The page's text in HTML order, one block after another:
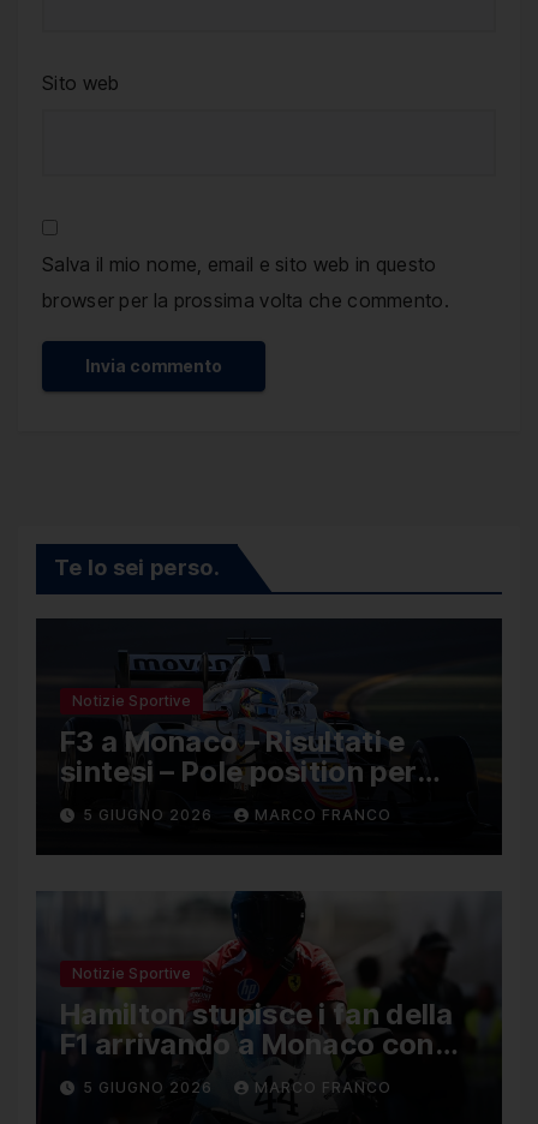
Sito web
Salva il mio nome, email e sito web in questo
browser per la prossima volta che commento.
Te lo sei perso.
Notizie Sportive
F3 a Monaco – Risultati e
sintesi – Pole position per
Nael, Bruno del Pino ottavo
5 GIUGNO 2026 MARCO FRANCO
Notizie Sportive
Hamilton stupisce i fan della
F1 arrivando a Monaco con
una Ducati in edizione
limitata
5 GIUGNO 2026 MARCO FRANCO